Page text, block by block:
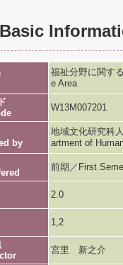
福祉分野に関す
e Area
W13M007201
by
地域文化研究科
artment of
前期／First
2.0
1,2
宮里 新之介